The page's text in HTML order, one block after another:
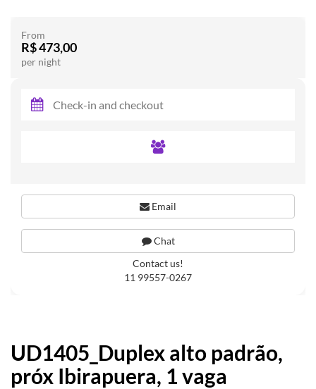
UD1405_Duplex alto padrão,
próx Ibirapuera, 1 vaga
From
R$ 473,00
per night
Email
Chat
Contact us!
11 99557-0267